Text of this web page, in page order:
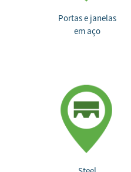
Portas e janelas
em aço